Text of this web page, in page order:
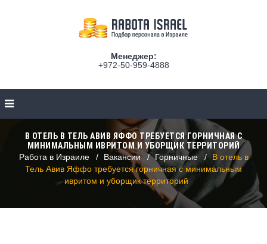
Менеджер:
+972-50-959-4888
В ОТЕЛЬ В ТЕЛЬ АВИВ ЯФФО ТРЕБУЕТСЯ ГОРНИЧНАЯ С
МИНИМАЛЬНЫМ ИВРИТОМ И УБОРЩИК ТЕРРИТОРИЙ
Работа в Израиле
Вакансии Горничные
В отель в
Тель Авив Яффо требуется горничная с минимальным
ивритом и уборщик территорий